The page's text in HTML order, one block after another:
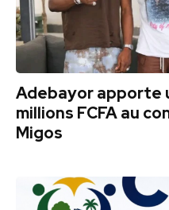
Adebayor apporte
millions FCFA au
Migos